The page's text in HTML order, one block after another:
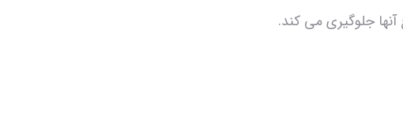
جلوگیری می کند.